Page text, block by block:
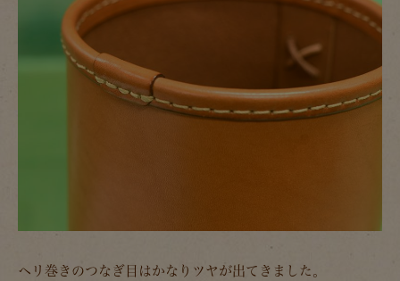
ヘリ巻きのつなぎ目はかなりツヤが出てきました。